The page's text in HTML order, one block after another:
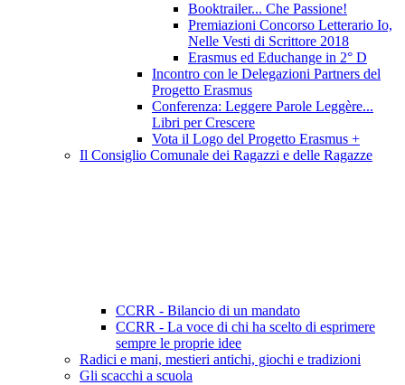
Booktrailer... Che Passione!
Premiazioni Concorso Letterario Io,
Nelle Vesti di Scrittore 2018
Erasmus ed Educhange in 2° D
Incontro con le Delegazioni Partners del
Progetto Erasmus
Conferenza: Leggere Parole Leggère...
Libri per Crescere
Vota il Logo del Progetto Erasmus +
Il Consiglio Comunale dei Ragazzi e delle Ragazze
CCRR - Bilancio di un mandato
CCRR - La voce di chi ha scelto di esprimere
sempre le proprie idee
Radici e mani, mestieri antichi, giochi e tradizioni
Gli scacchi a scuola